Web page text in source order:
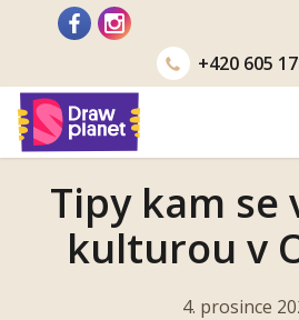
+420605
Tipy kam se
kulturou v
4. prosince